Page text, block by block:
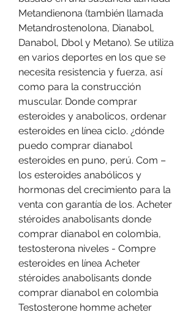
Metandienona (también llamada
Metandrostenolona, Dianabol,
Danabol, Dbol y Metano). Se utiliza
en varios deportes en los que se
necesita resistencia y fuerza, así
como para la construcción
muscular. Donde comprar
esteroides y anabolicos, ordenar
esteroides en línea ciclo. ¿dónde
puedo comprar dianabol
esteroides en puno, perú. Com –
los esteroides anabólicos y
hormonas del crecimiento para la
venta con garantía de los. Acheter
stéroides anabolisants donde
comprar dianabol en colombia,
testosterona niveles - Compre
esteroides en línea Acheter
stéroides anabolisants donde
comprar dianabol en colombia
Testosterone homme acheter